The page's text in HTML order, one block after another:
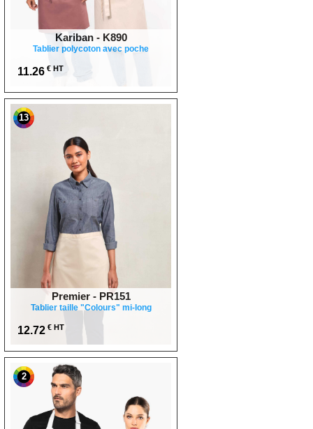
Kariban - K890
Tablier polycoton avec poche
11.26 € HT
13
Premier - PR151
Tablier taille "Colours" mi-long
12.72 € HT
2